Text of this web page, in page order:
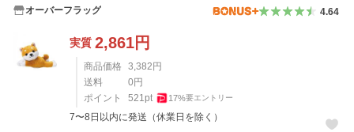
オーバーフラッグ 4.64
実質 2,861円
商品価格 3,382円
送料
0円
ポイント
521 pt 17%要エントリー
7〜8日以内に発送（休業日を除く）